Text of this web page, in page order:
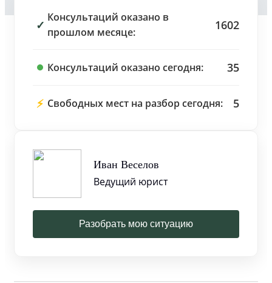
✓
Консультаций оказано в
прошлом месяце:
1602
Консультаций оказано сегодня: 35
⚡ Свободных мест на разбор сегодня: 5
Иван Веселов
Ведущий юрист
Разобрать мою ситуацию